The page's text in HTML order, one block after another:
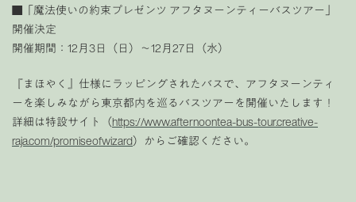
■「魔法使いの約束プレゼンツ アフタヌーンティーバスツアー 」
開催決定
開催期間：12月3日（日）〜12月27日（水）
『まほやく』仕様にラッピングされたバスで、アフタヌーンティ
ーを楽しみながら東京都内を巡るバスツアーを開催いたします！
詳細は特設サイト
（https://www.afternoontea-bus-tour.creative-
raja.com/promiseofwizard） からご確認ください。